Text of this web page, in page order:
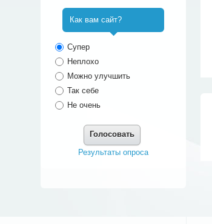
Как вам сайт?
Супер
Неплохо
Можно улучшить
Так себе
Не очень
Голосовать
Результаты опроса